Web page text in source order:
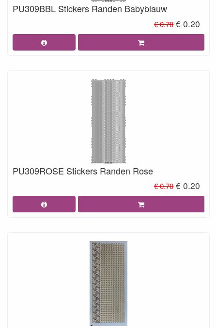
PU309BBL Stickers Randen Babyblauw
€ 0.70 € 0.20
PU309ROSE Stickers Randen Rose
€ 0.70 € 0.20